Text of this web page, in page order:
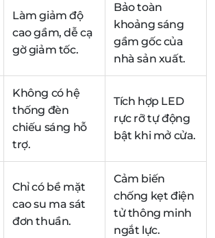
Làm giảm độ
cao gầm, dễ cạ
gờ giảm tốc.
Bảo toàn
khoảng sáng
gầm gốc của
nhà sản xuất.
Không có hệ
thống đèn
chiếu sáng hỗ
trợ.
Tích hợp LED
rực rỡ tự động
bật khi mở cửa.
Chỉ có bề mặt
cao su ma sát
đơn thuần.
Cảm biến
chống kẹt điện
tử thông minh
ngắt lực.